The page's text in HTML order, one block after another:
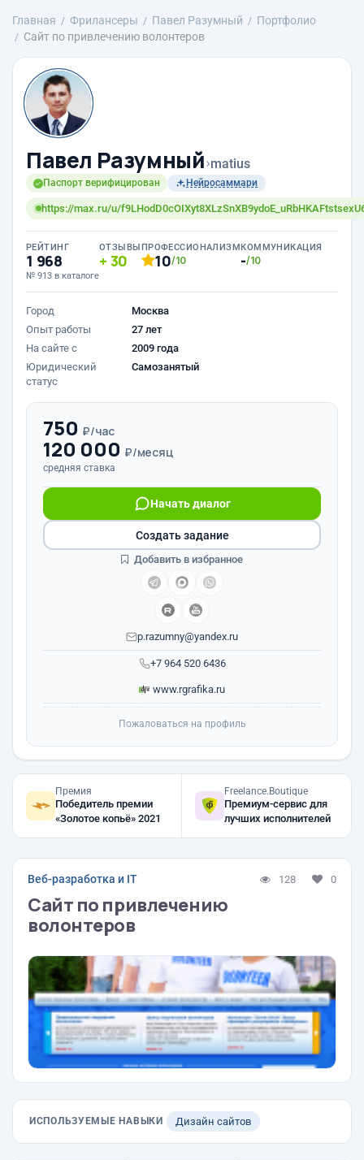
Главная Фрилансеры Павел Разумный
Портфолио
Сайт по привлечению волонтеров
Павел Разумный›matius
Паспорт верифицирован Нейросаммари
https://max.ru/u/
РЕЙТИНГ
1 968
№ 913 в каталоге
ОТЗЫВЫ
30
ПРОФЕССИОНАЛИЗМ
10/10
КОММУНИКАЦИЯ
-/10
Город
Москва
Опыт работы
27 лет
На сайте с
2009 года
Юридический
статус
Самозанятый
750 ₽/час
120 000 ₽/месяц
средняя ставка
+7 964 520 6436
Начать диалог
p.razumny@yandex.ru
www.rgrafika.ru
Создать задание
Добавить в избранное
Пожаловаться на профиль
Премия
Победитель премии
«Золотое копьё» 2021
Freelance.Boutique
Премиум-сервис для
лучших исполнителей
Веб-разработка и IT 128 0
Сайт по привлечению
волонтеров
ИСПОЛЬЗУЕМЫЕ НАВЫКИ Дизайн сайтов